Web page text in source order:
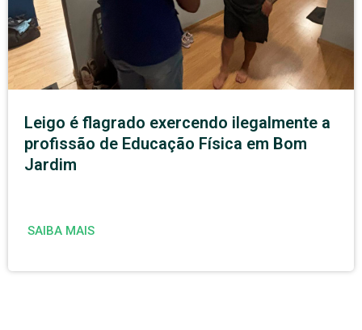
Leigo é flagrado exercendo ilegalmente a
profissão de Educação Física em Bom
Jardim
SAIBA MAIS